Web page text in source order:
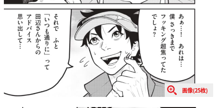
画像(25枚)